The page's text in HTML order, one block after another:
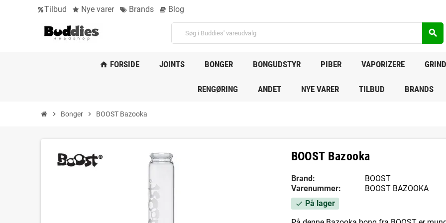
Tilbud Nye varer Brands Blog
search
home FORSIDE JOINTS BONGER BONGUDSTYR PIBER VAPORIZERE
RENGØRING ANDET NYE VARER TILBUD BRANDS
chevron_right Bonger chevron_right BOOST Bazooka
BOOST Bazooka
Brand:
BOOST
Varenummer:
BOOST BAZOOKA
check På lager